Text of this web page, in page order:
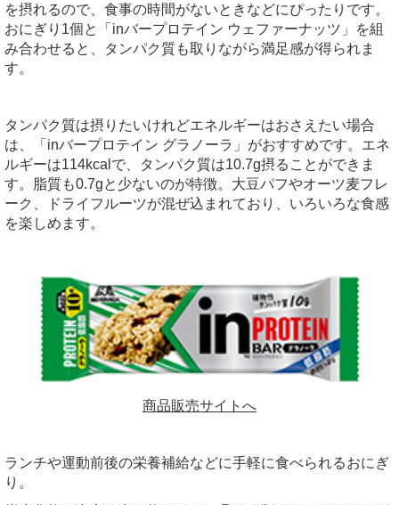
を摂れるので、食事の時間がないときなどにぴったりです。
おにぎり1個と「inバープロテイン ウェファーナッツ」を組
み合わせると、タンパク質も取りながら満足感が得られま
す。
タンパク質は摂りたいけれどエネルギーはおさえたい場合
は、「inバープロテイン グラノーラ」がおすすめです。エネ
ルギーは114kcalで、タンパク質は10.7g摂ることができま
す。脂質も0.7gと少ないのが特徴。大豆パフやオーツ麦フレ
ーク、ドライフルーツが混ぜ込まれており、いろいろな食感
を楽しめます。
商品販売サイトへ
ランチや運動前後の栄養補給などに手軽に食べられるおにぎ
り。